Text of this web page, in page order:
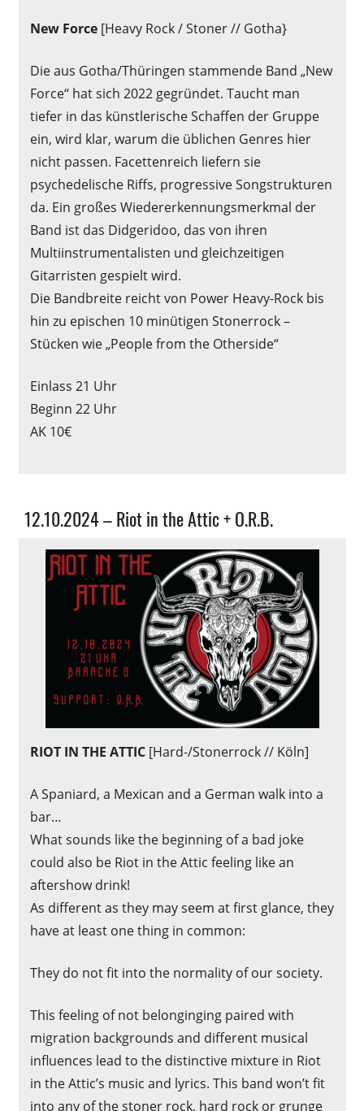
New Force[Heavy Rock / Stoner // Gotha}
Die aus Gotha/Thüringen stammende Band „New
Force“ hat sich 2022 gegründet. Taucht man
tiefer in das künstlerische Schaffen der Gruppe
ein, wird klar, warum die üblichen Genres hier
nicht passen. Facettenreich liefern sie
psychedelische Riffs, progressive Songstrukturen
da. Ein großes Wiedererkennungsmerkmal der
Band ist das Didgeridoo, das von ihren
Multiinstrumentalisten und gleichzeitigen
Gitarristen gespielt wird.
Die Bandbreite reicht von Power Heavy-Rock bis
hin zu epischen 10 minütigen Stonerrock –
Stücken wie „People from the Otherside“
Einlass 21 Uhr
Beginn 22 Uhr
AK 10€
Allgemein
12.10.2024 – Riot in the Attic + O.R.B.
RIOT IN THE ATTIC [Hard-/Stonerrock // Köln]
A Spaniard, a Mexican and a German walk into a
bar…
What sounds like the beginning of a bad joke
could also be Riot in the Attic feeling like an
aftershow drink!
As different as they may seem at first glance, they
have at least one thing in common:
They do not fit into the normality of our society.
This feeling of not belonginging paired with
migration backgrounds and different musical
influences lead to the distinctive mixture in Riot
in the Attic’s music and lyrics. This band won’t fit
into any of the stoner rock, hard rock or grunge